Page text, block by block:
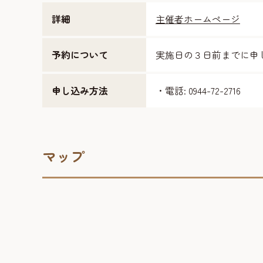
詳細 主催者ホームページ
予約について 実施日の３日前までに申
申し込み方法 ・電話: 0944-72-2716
マップ